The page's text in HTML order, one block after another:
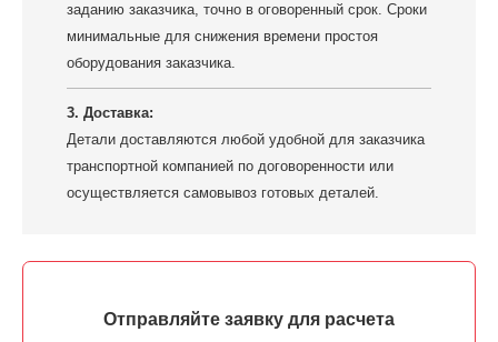
заданию заказчика, точно в оговоренный срок. Сроки
минимальные для снижения времени простоя
оборудования заказчика.
3. Доставка:
Детали доставляются любой удобной для заказчика
транспортной компанией по договоренности или
осуществляется самовывоз готовых деталей.
Отправляйте заявку для расчета